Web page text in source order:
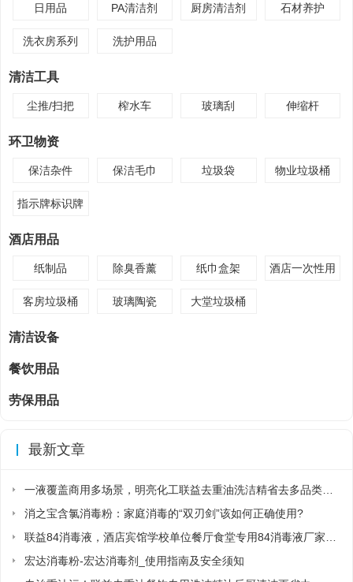
日用品 PA清洁剂 厨房清洁剂 石材养护
洗衣房系列 洗护用品
清洁工具
尘推/扫把 榨水车 玻璃刮 伸缩杆
环卫物资
保洁杂件 保洁毛巾 垃圾袋 物业垃圾桶
指示牌标识牌
酒店用品
纸制品 除臭香薰 纸巾盒架
酒店一次性用
客房垃圾桶 玻璃陶瓷 大堂垃圾桶
清洁设备
餐饮用品
劳保用品
最新文章
消之宝含氯消毒粉：家庭消毒的“双刃剑”该如何正确使用?
宏达消毒粉-宏达消毒剂_使用指南及安全须知